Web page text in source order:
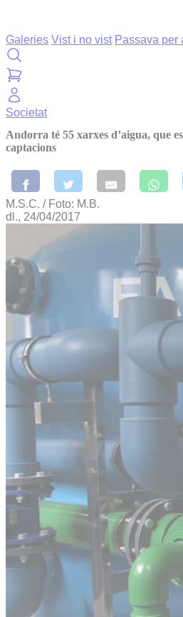
Galeries Vist i no vist Passava per
Societat
Andorra té 55 xarxes d’aigua, que
captacions
M.S.C. / Foto: M.B.
dl., 24/04/2017